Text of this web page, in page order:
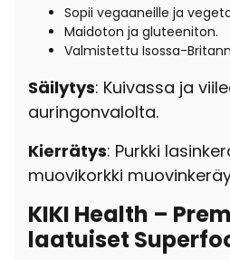
Sopii vegaaneille ja
Maidoton ja gluteeniton.
Valmistettu Isossa-
Säilytys: Kuivassa ja
auringonvalolta.
Kierrätys: Purkki
muovikorkki
KIKI Health –
laatuiset